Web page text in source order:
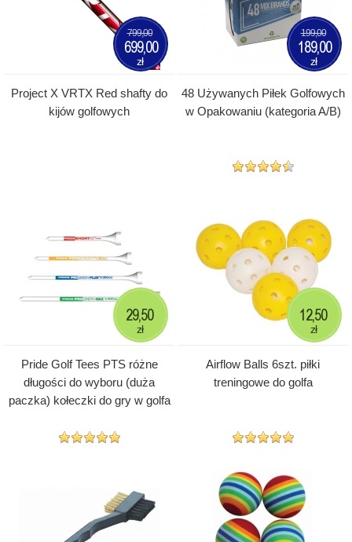
Project X VRTX Red shafty do
kijów golfowych
799,00
699,00
zł
48 Używanych Piłek Golfowych
w Opakowaniu (kategoria A/B)
199,00
189,00
zł
Pride Golf Tees PTS różne
długości do wyboru (duża
paczka) kołeczki do gry w golfa
29,50
zł
Airflow Balls 6szt. piłki
treningowe do golfa
12,50
zł